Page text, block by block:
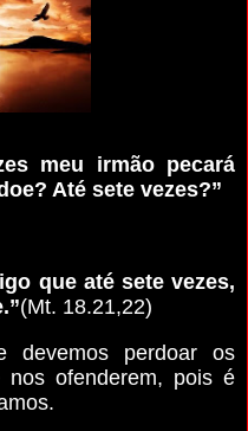
meu irmão pecará
Até sete vezes?”
que até sete vezes,
(Mt. 18.21,22)
devemos perdoar os
ofenderem, pois é